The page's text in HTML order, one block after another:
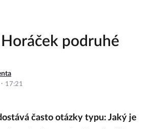
podruhé
· 17:21
často otázky typu: Jaký je